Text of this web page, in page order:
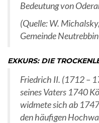
Bedeutung von
(Quelle: W.
Gemeinde
EXKURS: DIE
Friedrich II. (1712 –
seines Vaters 1740
widmete sich ab
den häufigen